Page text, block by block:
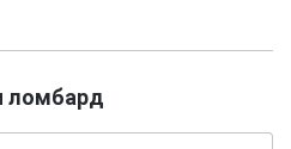
ломбард